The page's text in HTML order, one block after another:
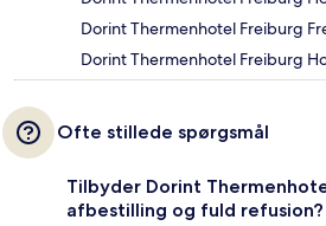
Dorint Thermenhotel Freiburg
Dorint Thermenhotel Freiburg
Ofte stillede spørgsmål
Tilbyder Dorint
afbestilling og fuld refusion?